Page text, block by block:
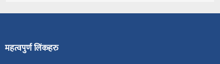
महत्वपुर्ण लिंकहरु